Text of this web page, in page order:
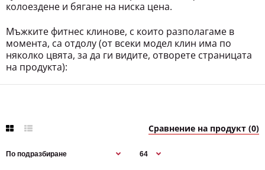
колоездене и бягане на ниска цена.
Мъжките фитнес клинове, с които разполагаме в
момента, са отдолу (от всеки модел клин има по
няколко цвята, за да ги видите, отворете страницата
на продукта):
Сравнение на продукт (0)